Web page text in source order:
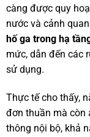
càng được quy
nước và cảnh
hố ga trong hạ
mức, dẫn đến các
sử dụng.
Thực tế cho thấy,
đơn thuần mà còn
thông nội bộ, khả